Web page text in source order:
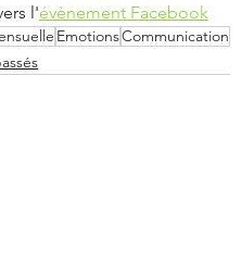
l'évènement Facebook
EmotionsCommunication